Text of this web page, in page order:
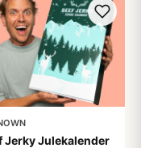
Jerky Julekalender